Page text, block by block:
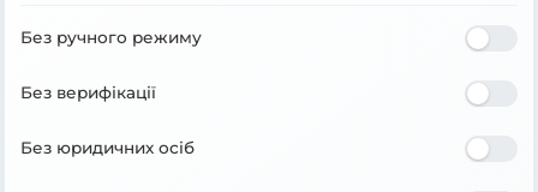
Без ручного режиму
Без верифікації
Без юридичних осіб